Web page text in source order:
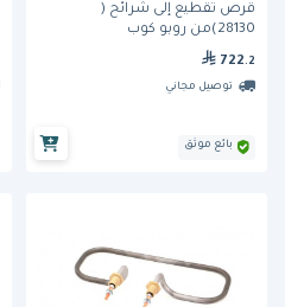
قرص تقطيع إلى شرائح (
28130)من روبو كوب
722 .2
توصيل مجاني
بائع موثق